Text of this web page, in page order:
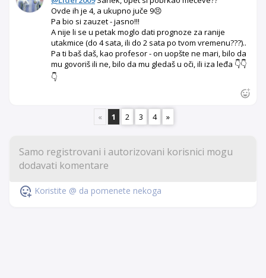
Ovde ih je 4, a ukupno juče 9😣
Pa bio si zauzet - jasno!!!
A nije li se u petak moglo dati prognoze za ranije
utakmice (do 4 sata, ili do 2 sata po tvom vremenu???)..
Pa ti baš daš, kao profesor - on uopšte ne mari, bilo da
mu govoriš ili ne, bilo da mu gledaš u oči, ili iza leđa 👇👇
👇
« 1 2 3 4 »
Koristite @ da pomenete nekoga